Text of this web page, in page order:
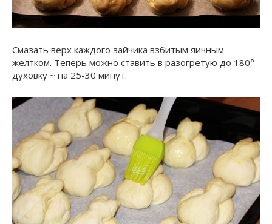
Смазать верх каждого зайчика взбитым яичным
желтком. Теперь можно ставить в разогретую до 180°
духовку ~ на 25-30 минут.